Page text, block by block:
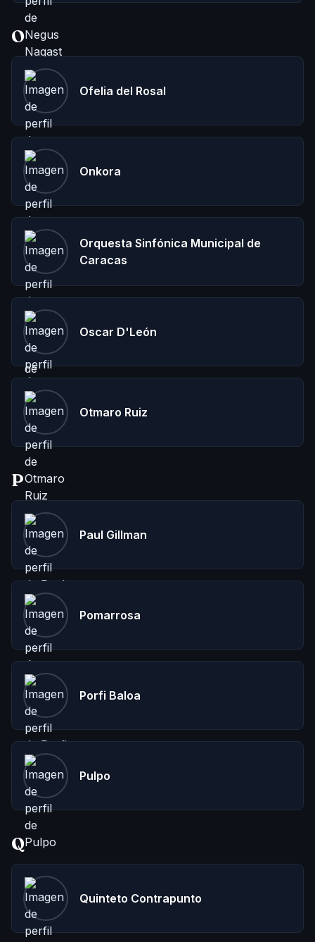
O
Ofelia del Rosal
Onkora
Orquesta Sinfónica Municipal de
Caracas
Oscar D'León
Otmaro Ruiz
P
Paul Gillman
Pomarrosa
Porfi Baloa
Pulpo
Q
Quinteto Contrapunto